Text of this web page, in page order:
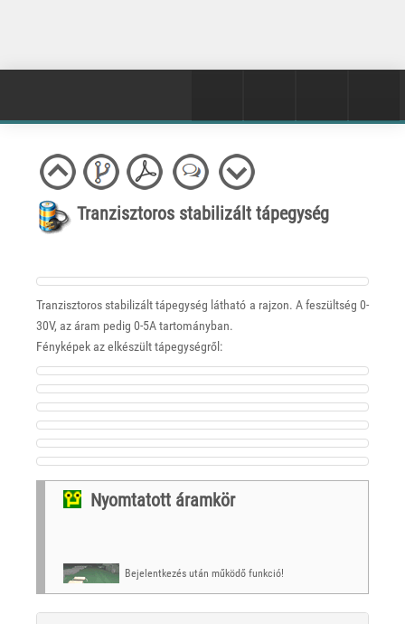
Tranzisztoros stabilizált tápegység
Tranzisztoros stabilizált tápegység látható a rajzon. A feszültség 0-
30V, az áram pedig 0-5A tartományban.
Fényképek az elkészült tápegységről:
Nyomtatott áramkör
Bejelentkezés után működő funkció!